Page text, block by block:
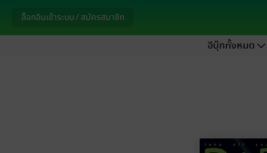
ล็อกอินเข้าระบบ / สมัครสมาชิก
อีบุ๊กทั้งหมด